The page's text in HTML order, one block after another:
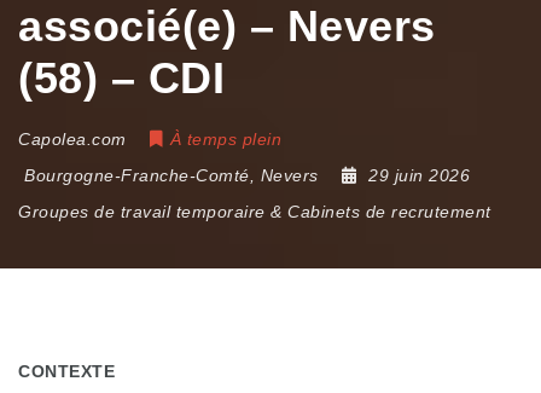
associé(e) – Nevers
(58) – CDI
Capolea.com
À temps plein
Bourgogne-Franche-Comté
Nevers
29 juin 2026
Groupes de travail temporaire & Cabinets de recrutement
CONTEXTE